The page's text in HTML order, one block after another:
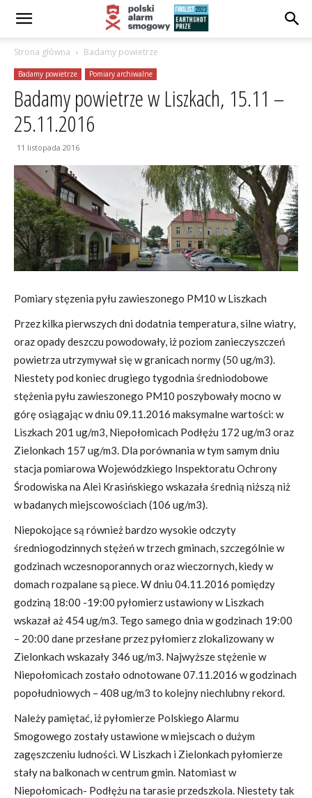
Strona główna Badamy powietrze
Badamy powietrze Pomiary archiwalne
Badamy powietrze w Liszkach, 15.11 –
25.11.2016
11 listopada 2016
Pomiary stęzenia pyłu zawieszonego PM10 w Liszkach
Przez kilka pierwszych dni dodatnia temperatura, silne wiatry,
oraz opady deszczu powodowały, iż poziom zanieczyszczeń
powietrza utrzymywał się w granicach normy (50 ug/m3).
Niestety pod koniec drugiego tygodnia średniodobowe
stężenia pyłu zawieszonego PM10 poszybowały mocno w
górę osiągając w dniu 09.11.2016 maksymalne wartości: w
Liszkach 201 ug/m3, Niepołomicach Podłężu 172 ug/m3 oraz
Zielonkach 157 ug/m3. Dla porównania w tym samym dniu
stacja pomiarowa Wojewódzkiego Inspektoratu Ochrony
Środowiska na Alei Krasińskiego wskazała średnią niższą niż
w badanych miejscowościach (106 ug/m3).
Niepokojące są również bardzo wysokie odczyty
średniogodzinnych stężeń w trzech gminach, szczególnie w
godzinach wczesnoporannych oraz wieczornych, kiedy w
domach rozpalane są piece. W dniu 04.11.2016 pomiędzy
godziną 18:00 -19:00 pyłomierz ustawiony w Liszkach
wskazał aż 454 ug/m3. Tego samego dnia w godzinach 19:00
– 20:00 dane przesłane przez pyłomierz zlokalizowany w
Zielonkach wskazały 346 ug/m3. Najwyższe stężenie w
Niepołomicach zostało odnotowane 07.11.2016 w godzinach
popołudniowych – 408 ug/m3 to kolejny niechlubny rekord.
Należy pamiętać, iż pyłomierze Polskiego Alarmu
Smogowego zostały ustawione w miejscach o dużym
zagęszczeniu ludności. W Liszkach i Zielonkach pyłomierze
stały na balkonach w centrum gmin. Natomiast w
Niepołomicach- Podłężu na tarasie przedszkola. Niestety tak